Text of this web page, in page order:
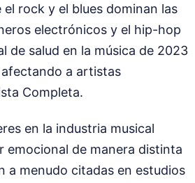
rock y el blues dominan las
electrónicos y el hip-hop
de salud en la música de 2023
a artistas
Completa.
en la industria musical
emocional de manera distinta
a menudo citadas en estudios